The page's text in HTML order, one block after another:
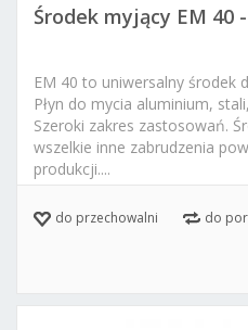
Środek myjący EM 40
EM 40 to uniwersalny środek
Płyn do mycia aluminium,
Szeroki zakres zastosowań.
wszelkie inne zabrudzenia
produkcji....
Marka:
EMSA
do przechowalni do